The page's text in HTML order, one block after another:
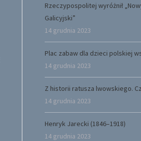
Rzeczypospolitej wyróżnił
Galicyjski”
14 grudnia 2023
Plac zabaw dla dzieci polskiej
14 grudnia 2023
Z historii ratusza lwowskiego.
14 grudnia 2023
Henryk Jarecki (1846–1918)
14 grudnia 2023